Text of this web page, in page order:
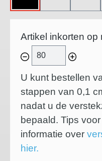
Artikel inkorten op
U kunt bestellen
stappen van 0,1
nadat u de
bepaald. Tips
informatie over
hier.